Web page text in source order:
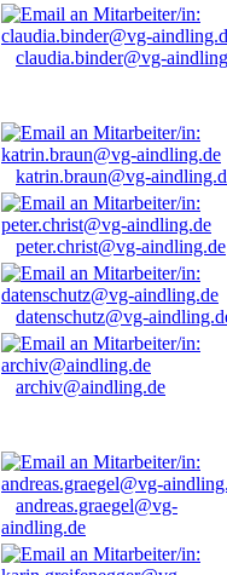
claudia.binder@vg-
katrin.braun@vg-
peter.christ@vg-aindling.de
datenschutz@vg-
archiv@aindling.de
andreas.graegel@vg-
aindling.de